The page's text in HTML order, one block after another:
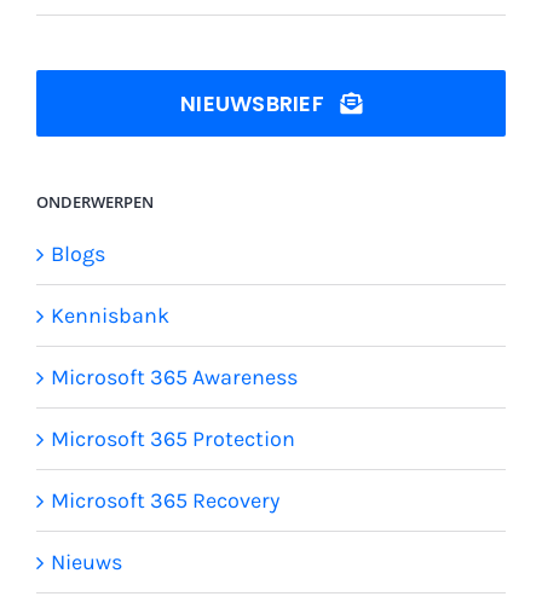
NIEUWSBRIEF
ONDERWERPEN
Blogs
Kennisbank
Microsoft 365 Awareness
Microsoft 365 Protection
Microsoft 365 Recovery
Nieuws